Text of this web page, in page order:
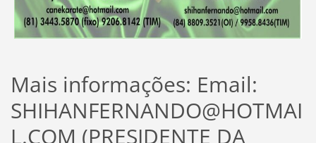
Mais informações: Email:
SHIHANFERNANDO@HOTMAI
L.COM (PRESIDENTE DA